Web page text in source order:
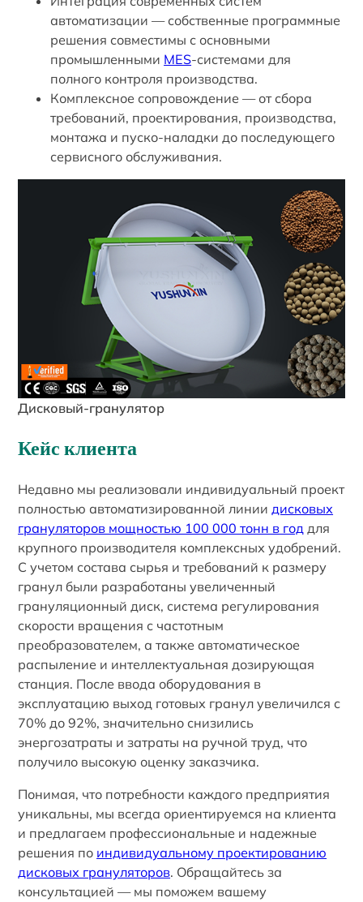
автоматизации — собственные программные
решения совместимы с основными
промышленными MES-системами для
полного контроля производства.
Комплексное сопровождение — от сбора
требований, проектирования, производства,
монтажа и пуско-наладки до последующего
сервисного обслуживания.
Дисковый-гранулятор
Кейс клиента
Недавно мы реализовали индивидуальный проект
полностью автоматизированной линии дисковых
грануляторов мощностью 100 000 тонн в год для
крупного производителя комплексных удобрений.
С учетом состава сырья и требований к размеру
гранул были разработаны увеличенный
грануляционный диск, система регулирования
скорости вращения с частотным
преобразователем, а также автоматическое
распыление и интеллектуальная дозирующая
станция. После ввода оборудования в
эксплуатацию выход готовых гранул увеличился с
70% до 92%, значительно снизились
энергозатраты и затраты на ручной труд, что
получило высокую оценку заказчика.
Понимая, что потребности каждого предприятия
уникальны, мы всегда ориентируемся на клиента
и предлагаем профессиональные и надежные
решения по индивидуальному проектированию
дисковых грануляторов. Обращайтесь за
консультацией — мы поможем вашему